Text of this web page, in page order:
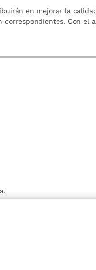
en mejorar la
Con el